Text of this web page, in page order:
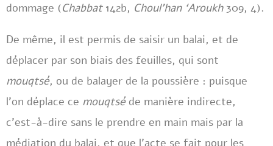
dommage (Chabbat 142b, Choul’han ‘Aroukh309, 4).
De même, il est permis de saisir un balai, et de
déplacer par son biais des feuilles, qui sont
mouqtsé, ou de balayer de la poussière : puisque
l’on déplace ce mouqtséde manière indirecte,
c’est-à-dire sans le prendre en main mais par la
médiation du balai, et que l’acte se fait pour les